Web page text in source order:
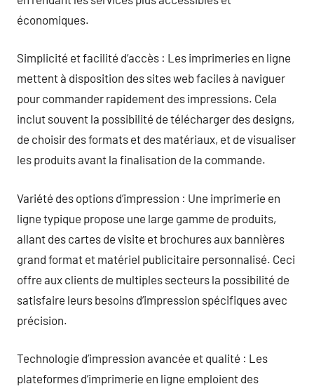
économiques.
Simplicité et facilité d’accès : Les imprimeries en ligne
mettent à disposition des sites web faciles à naviguer
pour commander rapidement des impressions. Cela
inclut souvent la possibilité de télécharger des designs,
de choisir des formats et des matériaux, et de visualiser
les produits avant la finalisation de la commande.
Variété des options d’impression : Une imprimerie en
ligne typique propose une large gamme de produits,
allant des cartes de visite et brochures aux bannières
grand format et matériel publicitaire personnalisé. Ceci
offre aux clients de multiples secteurs la possibilité de
satisfaire leurs besoins d’impression spécifiques avec
précision.
Technologie d’impression avancée et qualité : Les
plateformes d’imprimerie en ligne emploient des